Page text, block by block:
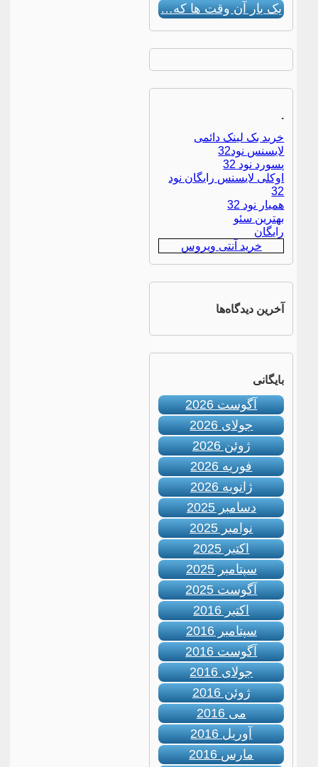
یک بار آن وقت ها که…
.
خرید بک لینک دائمی
لایسنس نود32
پسورد نود 32
اوکلی لایسنس رایگان نود
32
همیار نود 32
بهترین سئو
رایگان
خرید آنتی ویروس
آخرین دیدگاه‌ها
بایگانی
آگوست 2026
جولای 2026
ژوئن 2026
فوریه 2026
ژانویه 2026
دسامبر 2025
نوامبر 2025
اکتبر 2025
سپتامبر 2025
آگوست 2025
اکتبر 2016
سپتامبر 2016
آگوست 2016
جولای 2016
ژوئن 2016
می 2016
آوریل 2016
مارس 2016